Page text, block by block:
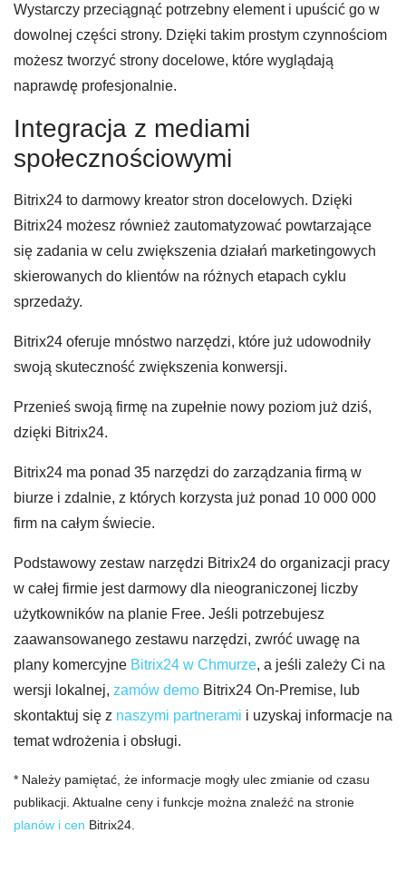
Wystarczy przeciągnąć potrzebny element i upuścić go w
dowolnej części strony. Dzięki takim prostym czynnościom
możesz tworzyć strony docelowe, które wyglądają
naprawdę profesjonalnie.
Integracja z mediami
społecznościowymi
Bitrix24 to darmowy kreator stron docelowych. Dzięki
Bitrix24 możesz również zautomatyzować powtarzające
się zadania w celu zwiększenia działań marketingowych
skierowanych do klientów na różnych etapach cyklu
sprzedaży.
Bitrix24 oferuje mnóstwo narzędzi, które już udowodniły
swoją skuteczność zwiększenia konwersji.
Przenieś swoją firmę na zupełnie nowy poziom już dziś,
dzięki Bitrix24.
Bitrix24 ma ponad 35 narzędzi do zarządzania firmą w
biurze i zdalnie, z których korzysta już ponad 10 000 000
firm na całym świecie.
Podstawowy zestaw narzędzi Bitrix24 do organizacji pracy
w całej firmie jest darmowy dla nieograniczonej liczby
użytkowników na planie Free. Jeśli potrzebujesz
zaawansowanego zestawu narzędzi, zwróć uwagę na
plany komercyjne Bitrix24 w Chmurze, a jeśli zależy Ci na
wersji lokalnej, zamów demo Bitrix24 On-Premise, lub
skontaktuj się z naszymi partnerami i uzyskaj informacje na
temat wdrożenia i obsługi.
* Należy pamiętać, że informacje mogły ulec zmianie od czasu
publikacji. Aktualne ceny i funkcje można znaleźć na stronie
planów i cen Bitrix24.